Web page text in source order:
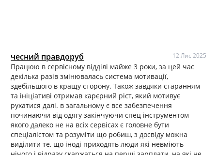
чесний правдоруб 12 Лис 2025
Працюю в сервісному відділі майже 3 роки, за цей час
декілька разів змінювалась система мотивації,
здебільшого в кращу сторону. Також завдяки старанням
та ініціативі отримав карєрний ріст, який мотивує
рухатися далі. в загальному є все забезпечення
починаючи від одягу закінчуючи спец інструментом
якого далеко не на всіх сервісах є головне бути
спеціалістом та розуміти що робиш, з досвіду можна
виділити те, що іноді приходять люди які невміють